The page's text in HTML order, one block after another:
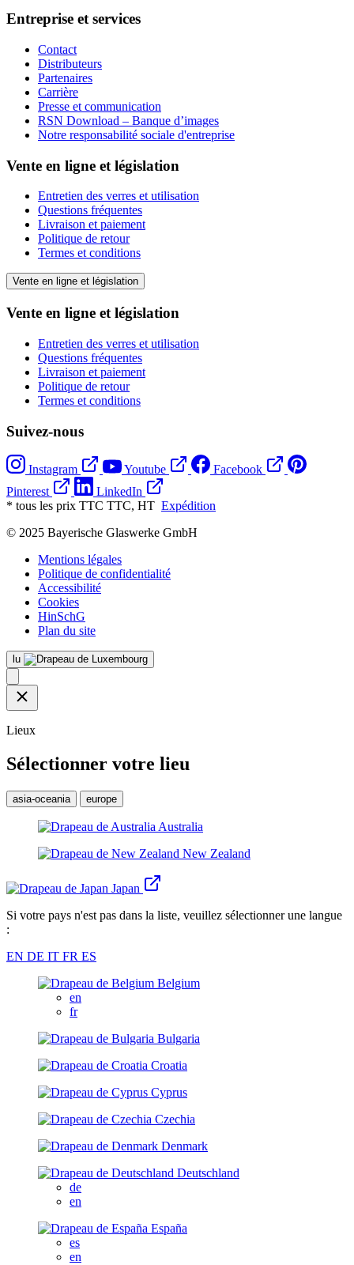
Entreprise et services
Contact
Distributeurs
Partenaires
Carrière
Presse et communication
RSN Download – Banque d’images
Notre responsabilité sociale d'entreprise
Vente en ligne et législation
Entretien des verres et utilisation
Questions fréquentes
Livraison et paiement
Politique de retour
Termes et conditions
Vente en ligne et législation
Vente en ligne et législation
Entretien des verres et utilisation
Questions fréquentes
Livraison et paiement
Politique de retour
Termes et conditions
Suivez-nous
Instagram Youtube
Facebook
Pinterest
LinkedIn
* tous les prix TTC TTC, HT Expédition
© 2025 Bayerische Glaswerke GmbH
Mentions légales
Politique de confidentialité
Accessibilité
Cookies
HinSchG
Plan du site
lu
Lieux
Sélectionner votre lieu
asia-oceania europe
Australia
New Zealand
Japan
Si votre pays n'est pas dans la liste, veuillez sélectionner une langue
:
EN DE IT FR ES
Belgium
en
fr
Bulgaria
Croatia
Cyprus
Czechia
Denmark
Deutschland
de
en
España
es
en